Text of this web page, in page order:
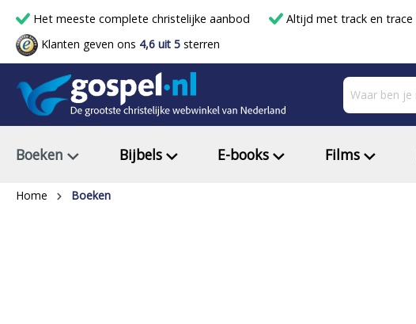
Het meeste complete christelijke aanbod Altijd met track en trace
Klanten geven ons 4,6 uit 5 sterren
Boeken Bijbels E-books Films
Home Boeken